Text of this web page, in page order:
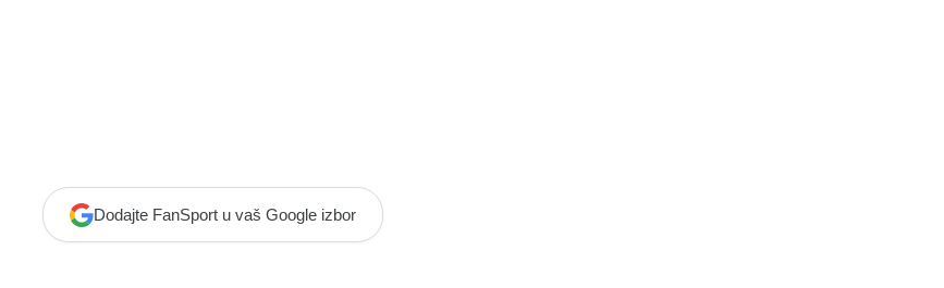
Dodajte FanSport u vaš Google izbor